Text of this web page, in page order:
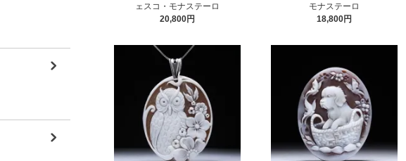
ェスコ・モナステーロ
20,800円
モナステーロ
18,800円